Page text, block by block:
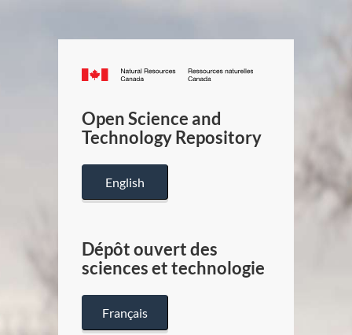
Canada.ca
/
Canada
Open Science and
Technology Repository
English
Dépôt ouvert des
sciences et technologie
Français